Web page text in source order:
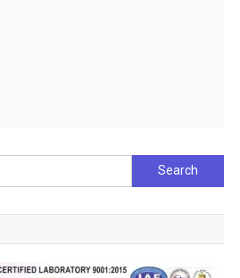
Search
for: